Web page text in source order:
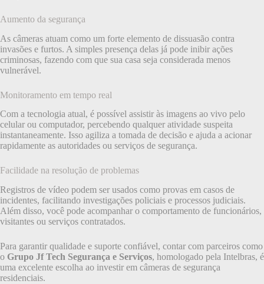
Aumento da segurança
As câmeras atuam como um forte elemento de dissuasão contra
invasões e furtos. A simples presença delas já pode inibir ações
criminosas, fazendo com que sua casa seja considerada menos
vulnerável.
Monitoramento em tempo real
Com a tecnologia atual, é possível assistir às imagens ao vivo pelo
celular ou computador, percebendo qualquer atividade suspeita
instantaneamente. Isso agiliza a tomada de decisão e ajuda a acionar
rapidamente as autoridades ou serviços de segurança.
Facilidade na resolução de problemas
Registros de vídeo podem ser usados como provas em casos de
incidentes, facilitando investigações policiais e processos judiciais.
Além disso, você pode acompanhar o comportamento de funcionários,
visitantes ou serviços contratados.
Para garantir qualidade e suporte confiável, contar com parceiros como
o Grupo Jf Tech Segurança e Serviços, homologado pela Intelbras, é
uma excelente escolha ao investir em câmeras de segurança
residenciais.